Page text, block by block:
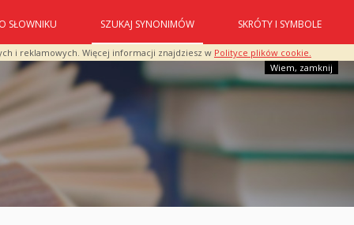
i reklamowych. Więcej informacji znajdziesz w Polityce plików cookie.
Wiem, zamknij
O SŁOWNIKU SZUKAJ SYNONIMÓW SKRÓTY I SYMBOLE